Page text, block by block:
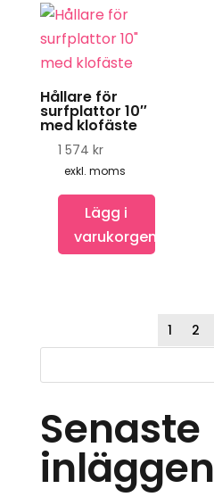
Hållare för
surfplattor 10″
med klofäste
1 574 kr
exkl. moms
Lägg i
varukorgen
1 2
Senaste
inläggen